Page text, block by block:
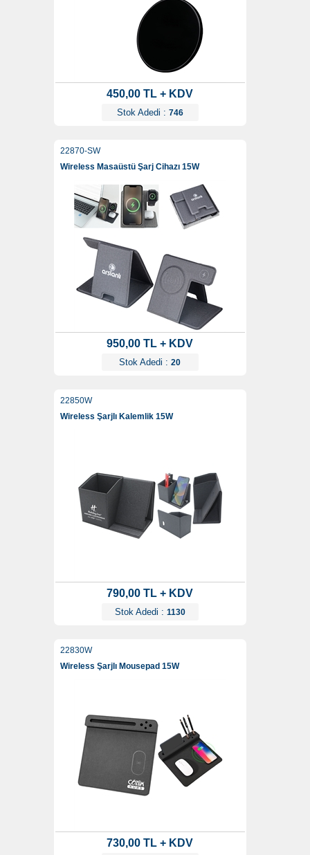
450,00 TL + KDV
Stok Adedi : 746
22870-SW
Wireless Masaüstü Şarj Cihazı 15W
950,00 TL + KDV
Stok Adedi : 20
22850W
Wireless Şarjlı Kalemlik 15W
790,00 TL + KDV
Stok Adedi : 1130
22830W
Wireless Şarjlı Mousepad 15W
730,00 TL + KDV